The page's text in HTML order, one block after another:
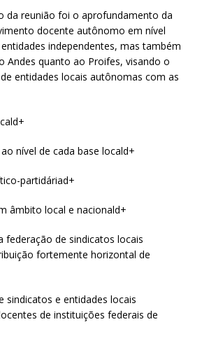
da reunião foi o aprofundamento da
docente autônomo em nível
independentes, mas também
Andes quanto ao Proifes, visando o
entidades locais autônomas com as
nível de cada base locald+
partidáriad+
âmbito local e nacionald+
federação de sindicatos locais
fortemente horizontal de
sindicatos e entidades locais
de instituições federais de